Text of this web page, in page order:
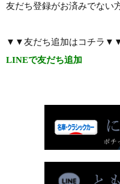
友だち登録がお済みでない
▼▼友だち追加はコチラ
LINEで友だち追加